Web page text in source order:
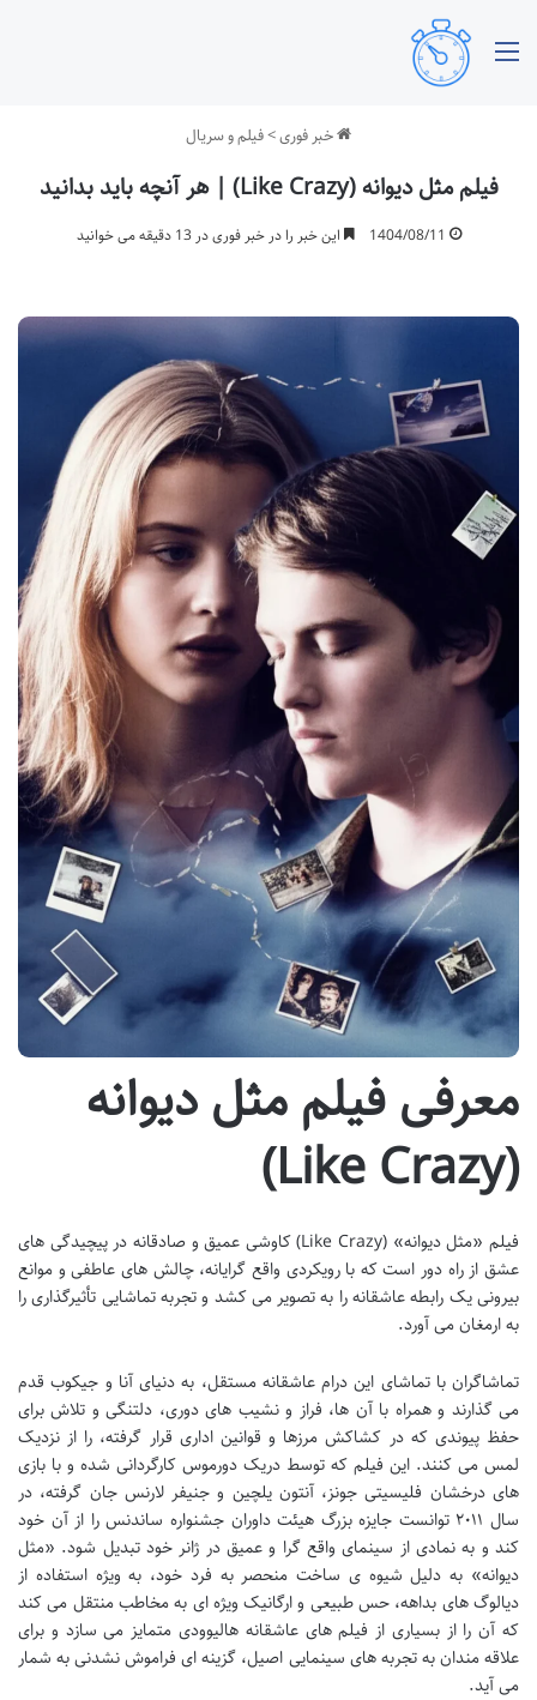
خبر فوری>فیلم و سریال
فیلم مثل دیوانه (Like Crazy) | هر آنچه باید بدانید
1404/08/11 این خبر را در خبر فوری در 13 دقیقه می خوانید
معرفی فیلم مثل دیوانه
(Like Crazy)
فیلم «مثل دیوانه» (Like Crazy) کاوشی عمیق و صادقانه در پیچیدگی های
عشق از راه دور است که با رویکردی واقع گرایانه، چالش های عاطفی و موانع
بیرونی یک رابطه عاشقانه را به تصویر می کشد و تجربه تماشایی تأثیرگذاری را
به ارمغان می آورد.
تماشاگران با تماشای این درام عاشقانه مستقل، به دنیای آنا و جیکوب قدم
می گذارند و همراه با آن ها، فراز و نشیب های دوری، دلتنگی و تلاش برای
حفظ پیوندی که در کشاکش مرزها و قوانین اداری قرار گرفته، را از نزدیک
لمس می کنند. این فیلم که توسط دریک دورموس کارگردانی شده و با بازی
های درخشان فلیسیتی جونز، آنتون یلچین و جنیفر لارنس جان گرفته، در
سال ۲۰۱۱ توانست جایزه بزرگ هیئت داوران جشنواره ساندنس را از آن خود
کند و به نمادی از سینمای واقع گرا و عمیق در ژانر خود تبدیل شود. «مثل
دیوانه» به دلیل شیوه ی ساخت منحصر به فرد خود، به ویژه استفاده از
دیالوگ های بداهه، حس طبیعی و ارگانیک ویژه ای به مخاطب منتقل می کند
که آن را از بسیاری از فیلم های عاشقانه هالیوودی متمایز می سازد و برای
علاقه مندان به تجربه های سینمایی اصیل، گزینه ای فراموش نشدنی به شمار
می آید.